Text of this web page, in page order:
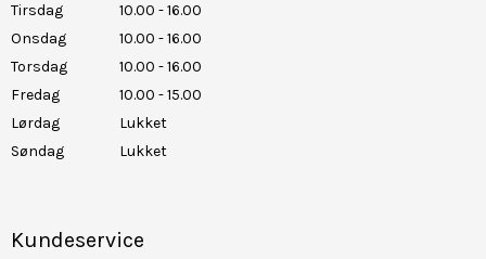
Tirsdag
10.00 - 16.00
Onsdag
10.00 - 16.00
Torsdag
10.00 - 16.00
Fredag
10.00 - 15.00
Lørdag
Lukket
Søndag
Lukket
Kundeservice